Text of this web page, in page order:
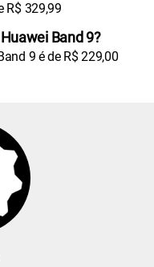
R$ 329,99
Band 9?
9 é de R$ 229,00